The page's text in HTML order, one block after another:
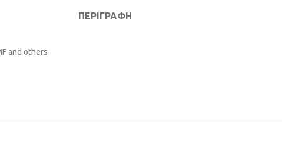
ΠΕΡΙΓΡΑΦΉ
and others